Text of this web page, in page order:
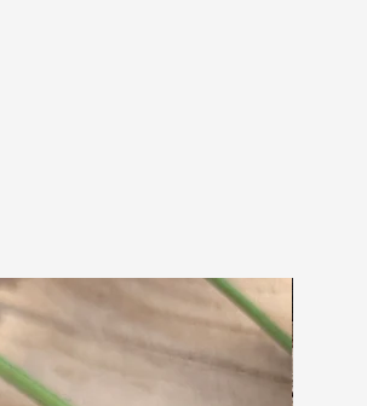
schieben Sie den Holzstab hindurch.
- Festigkeit:*Der Ring besteht aus einem
harten Kern, der mit Baumwollgewebe und
verschiedenen Garnen umwickelt ist, was eine
robuste und langlebige Konstruktion